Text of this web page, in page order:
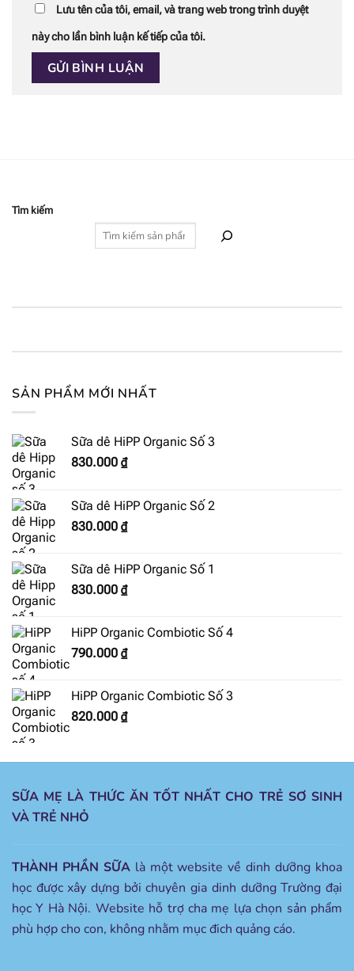
Lưu tên của tôi, email, và trang web trong trình duyệt
này cho lần bình luận kế tiếp của tôi.
Tìm kiếm
SẢN PHẨM MỚI NHẤT
Sữa dê HiPP Organic Số 3
830.000 ₫
Sữa dê HiPP Organic Số 2
830.000 ₫
Sữa dê HiPP Organic Số 1
830.000 ₫
HiPP Organic Combiotic Số 4
790.000 ₫
HiPP Organic Combiotic Số 3
820.000 ₫
SỮA MẸ LÀ THỨC ĂN TỐT NHẤT CHO TRẺ SƠ SINH
VÀ TRẺ NHỎ
THÀNH PHẦN SỮA là một website về dinh dưỡng khoa
học được xây dựng bởi chuyên gia dinh dưỡng Trường đại
học Y Hà Nội. Website hỗ trợ cha mẹ lựa chọn sản phẩm
phù hợp cho con, không nhằm mục đich quảng cáo.